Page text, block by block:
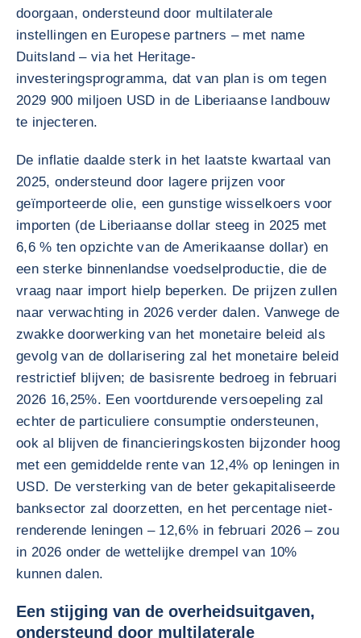
doorgaan, ondersteund door multilaterale
instellingen en Europese partners – met name
Duitsland – via het Heritage-
investeringsprogramma, dat van plan is om tegen
2029 900 miljoen USD in de Liberiaanse landbouw
te injecteren.
De inflatie daalde sterk in het laatste kwartaal van
2025, ondersteund door lagere prijzen voor
geïmporteerde olie, een gunstige wisselkoers voor
importen (de Liberiaanse dollar steeg in 2025 met
6,6 % ten opzichte van de Amerikaanse dollar) en
een sterke binnenlandse voedselproductie, die de
vraag naar import hielp beperken. De prijzen zullen
naar verwachting in 2026 verder dalen. Vanwege de
zwakke doorwerking van het monetaire beleid als
gevolg van de dollarisering zal het monetaire beleid
restrictief blijven; de basisrente bedroeg in februari
2026 16,25%. Een voortdurende versoepeling zal
echter de particuliere consumptie ondersteunen,
ook al blijven de financieringskosten bijzonder hoog
met een gemiddelde rente van 12,4% op leningen in
USD. De versterking van de beter gekapitaliseerde
banksector zal doorzetten, en het percentage niet-
renderende leningen – 12,6% in februari 2026 – zou
in 2026 onder de wettelijke drempel van 10%
kunnen dalen.
Een stijging van de overheidsuitgaven,
ondersteund door multilaterale